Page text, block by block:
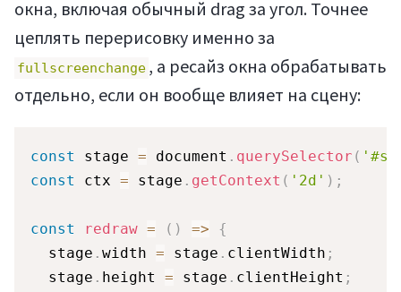
окна, включая обычный drag за угол. Точнее
цеплять перерисовку именно за
fullscreenchange , а ресайз окна обрабатывать
отдельно, если он вообще влияет на сцену:
const stage = document . querySelector (
const
ctx = stage . getContext ( '2d' ) ;
const redraw = ( ) =>
{
  stage
. width = stage . clientWidth ;
  stage
. height = stage . clientHeight ;